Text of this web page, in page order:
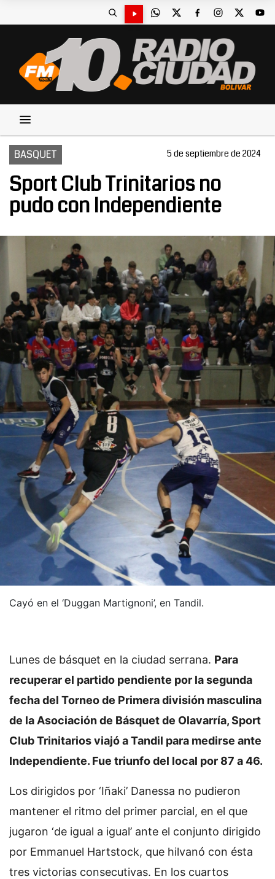
BASQUET 5 de septiembre de 2024
Sport Club Trinitarios no
pudo con Independiente
Cayó en el ‘Duggan Martignoni’, en Tandil.
Lunes de básquet en la ciudad serrana. Para
recuperar el partido pendiente por la segunda
fecha del Torneo de Primera división masculina
de la Asociación de Básquet de Olavarría, Sport
Club Trinitarios viajó a Tandil para medirse ante
Independiente. Fue triunfo del local por 87 a 46.
Los dirigidos por ‘Iñaki’ Danessa no pudieron
mantener el ritmo del primer parcial, en el que
jugaron ‘de igual a igual’ ante el conjunto dirigido
por Emmanuel Hartstock, que hilvanó con ésta
tres victorias consecutivas. En los cuartos